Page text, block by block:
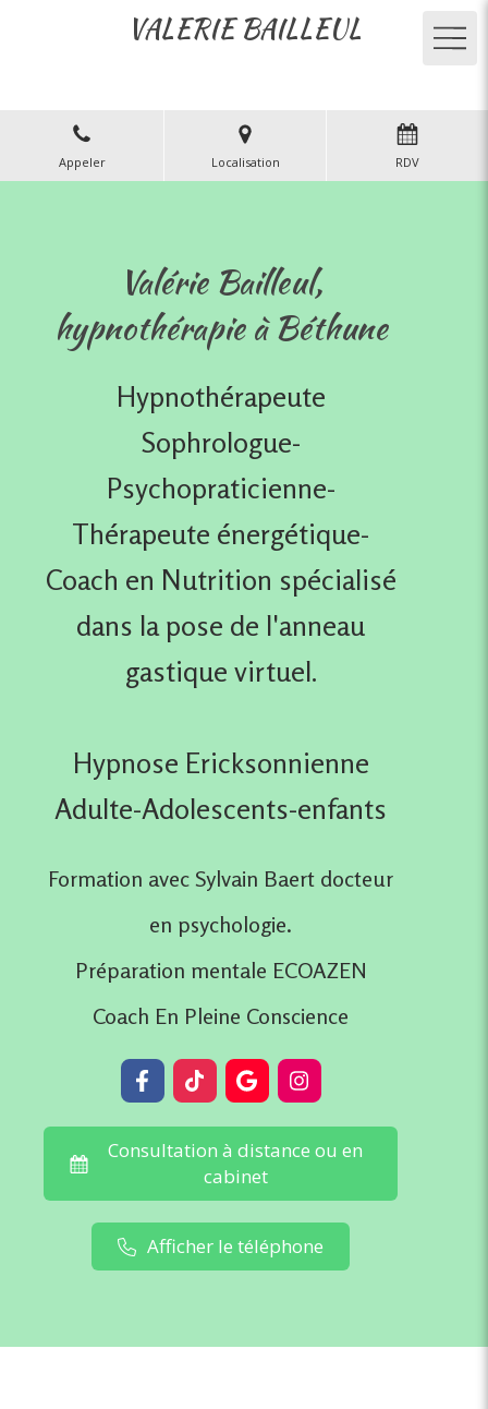
VALERIE BAILLEUL
Appeler Localisation RDV
Valérie Bailleul,
hypnothérapie à Béthune
Hypnothérapeute
Sophrologue-
Psychopraticienne-
Thérapeute énergétique-
Coach en Nutrition spécialisé
dans la pose de l'anneau
gastique virtuel.
Hypnose Ericksonnienne
Adulte-Adolescents-enfants
Formation avec Sylvain Baert docteur
en psychologie.
Préparation mentale ECOAZEN
Coach En Pleine Conscience
Consultation à distance ou en
cabinet
Afficher le téléphone